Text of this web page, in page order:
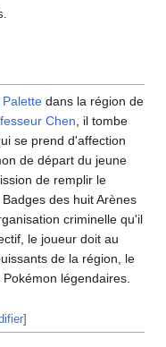
Palette dans la région de
Chen , il tombe
se prend d'affection
de départ du jeune
de remplir le
des huit Arènes
criminelle qu'il
le joueur doit au
de la région, le
légendaires.
]